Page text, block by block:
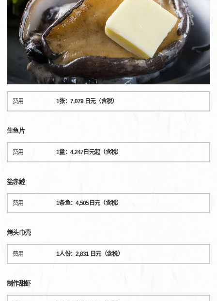
费用 1张：7,079 日元（含税）
生鱼片
费用 1盘：4,247日元起（含税）
盐赤鯥
费用 1条鱼：4,505日元（含税）
烤头巾壳
费用 1人份：2,831 日元（含税）
制作甜虾